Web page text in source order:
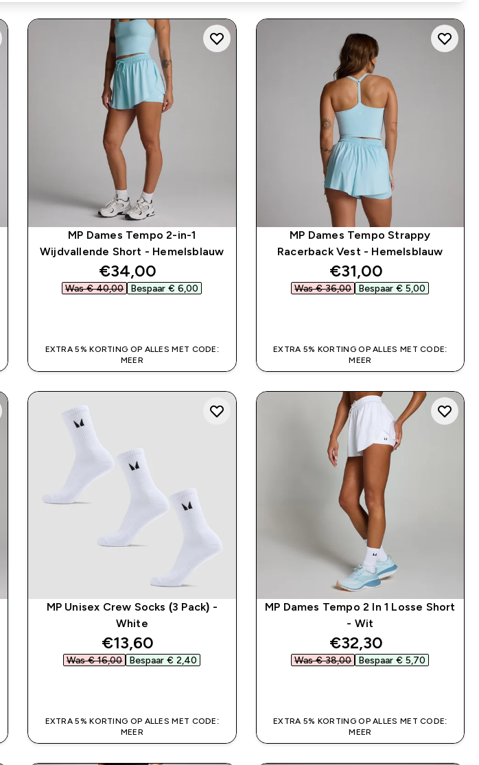
MP Dames Tempo 2-in-1
Wijdvallende Short - Hemelsblauw
discounted price
€34,00‎
Was € 40,00‎ Bespaar € 6,00‎
EXTRA 5% KORTING OP ALLES MET CODE:
MEER
MP Dames Tempo Strappy
Racerback Vest - Hemelsblauw
discounted price
€31,00‎
Was € 36,00‎ Bespaar € 5,00‎
EXTRA 5% KORTING OP ALLES MET CODE:
MEER
MP Unisex Crew Socks (3 Pack) -
White
discounted price
€13,60‎
Was € 16,00‎ Bespaar € 2,40‎
EXTRA 5% KORTING OP ALLES MET CODE:
MEER
MP Dames Tempo 2 In 1 Losse Short
- Wit
discounted price
€32,30‎
Was € 38,00‎ Bespaar € 5,70‎
EXTRA 5% KORTING OP ALLES MET CODE:
MEER